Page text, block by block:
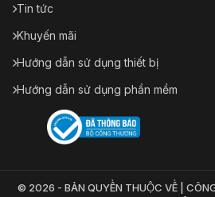
Tin tức
Khuyến mãi
Hướng dẫn sử dụng thiết bị
Hướng dẫn sử dụng phần mềm
© 2026 - BẢN QUYỀN THUỘC VỀ |